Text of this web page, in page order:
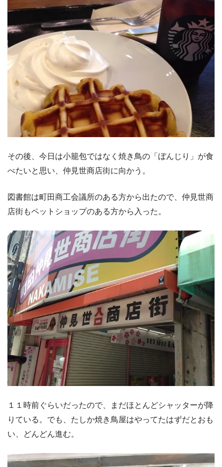
その後、今日は小籠包ではなく焼き鳥の「ぼんじり」が食
べたいと思い、仲見世商店街に向かう。
図書館は町田商工会議所のある方から出たので、仲見世商
店街もペットショップのある方から入った。
１１時前ぐらいだったので、まだほとんどシャッターが降
りている。でも、たしか焼き鳥屋はやってたはずだとおも
い、どんどん進む。